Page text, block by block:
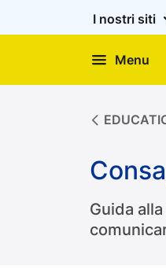
I nostri siti
Menu
Guida